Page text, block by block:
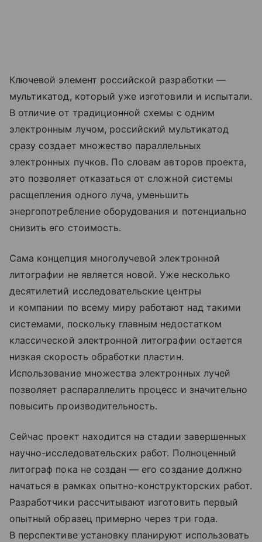
Ключевой элемент российской разработки —
мультикатод, который уже изготовили и испытали.
В отличие от традиционной схемы с одним
электронным лучом, российский мультикатод
сразу создает множество параллельных
электронных пучков. По словам авторов проекта,
это позволяет отказаться от сложной системы
расщепления одного луча, уменьшить
энергопотребление оборудования и потенциально
снизить его стоимость.
Сама концепция многолучевой электронной
литографии не является новой. Уже несколько
десятилетий исследовательские центры
и компании по всему миру работают над такими
системами, поскольку главным недостатком
классической электронной литографии остается
низкая скорость обработки пластин.
Использование множества электронных лучей
позволяет распараллелить процесс и значительно
повысить производительность.
Сейчас проект находится на стадии завершенных
научно-исследовательских работ. Полноценный
литограф пока не создан — его создание должно
начаться в рамках опытно-конструкторских работ.
Разработчики рассчитывают изготовить первый
опытный образец примерно через три года.
В перспективе установку планируют использовать